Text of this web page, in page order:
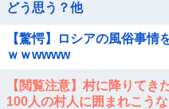
どう思う？他
【驚愕】ロシアの風俗事情
ｗｗwwww
【閲覧注意】村に降りてき
100人の村人に囲まれこう